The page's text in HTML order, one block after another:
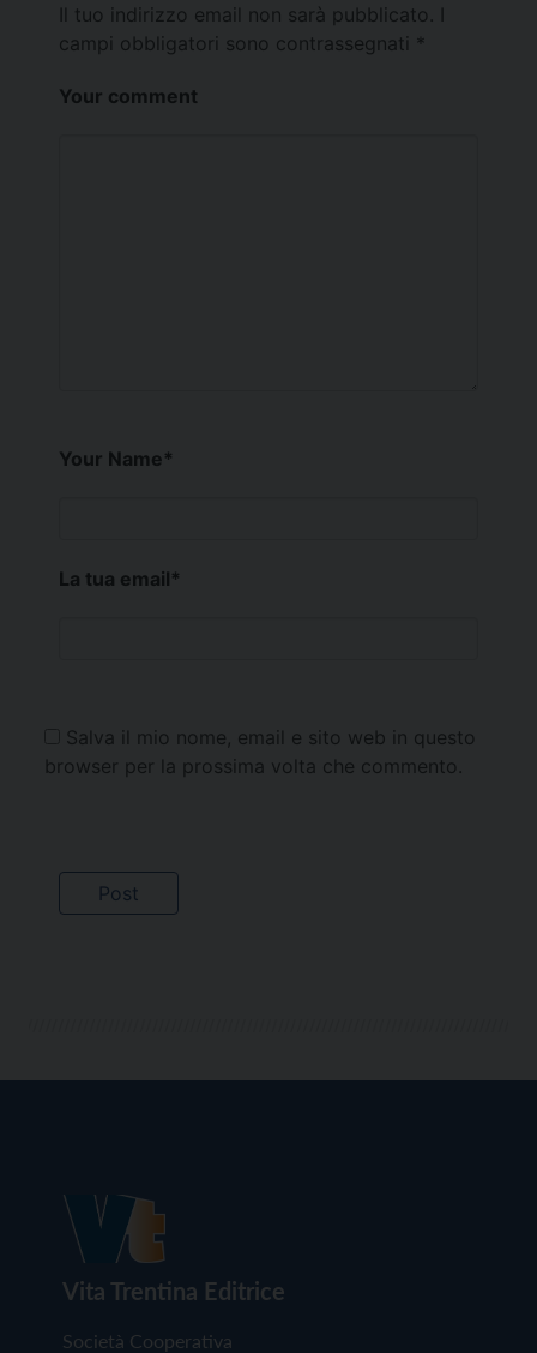
Il tuo indirizzo email non sarà pubblicato.
campi obbligatori sono contrassegnati *
Your comment
Your Name*
La tua email*
Salva il mio nome, email e sito web in questo
browser per la prossima volta che commento.
Vita Trentina Editrice
Società Cooperativa